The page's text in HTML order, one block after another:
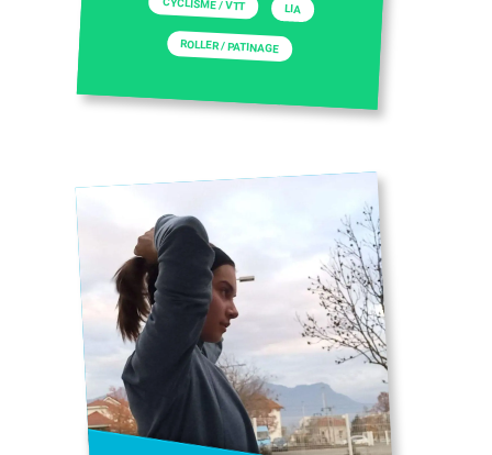
CYCLISME / VTT LIA
ROLLER / PATINAGE